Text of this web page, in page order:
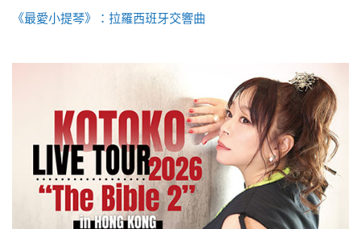
《最愛小提琴》：拉羅西班牙交響曲